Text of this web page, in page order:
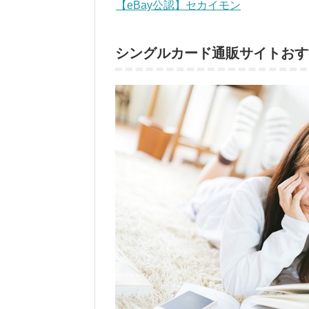
【eBay公認】セカイモン
シングルカード通販サイトお